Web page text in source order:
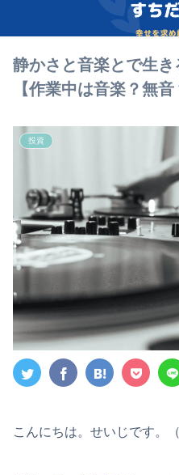
静かさと音楽とで生
【作業中は音楽？無音
投資
こんにちは。せいじです。（